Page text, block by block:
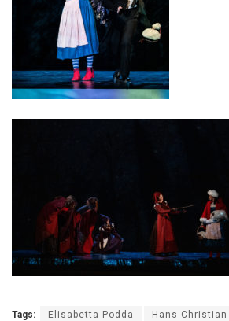
Tags: Elisabetta Podda Hans